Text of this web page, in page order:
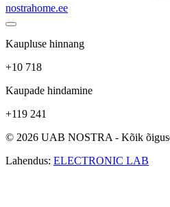
nostrahome.ee
Kaupluse hinnang
+10 718
Kaupade hindamine
+119 241
© 2026 UAB NOSTRA - Kõik
Lahendus: ELECTRONIC LAB